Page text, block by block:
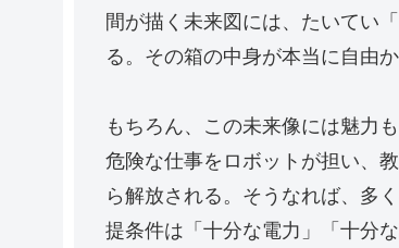
間が描く未来図には、たいてい
る。その箱の中身が本当に自由
もちろん、この未来像には魅力も
危険な仕事をロボットが担い、
ら解放される。そうなれば、多
提条件は「十分な電力」「十分